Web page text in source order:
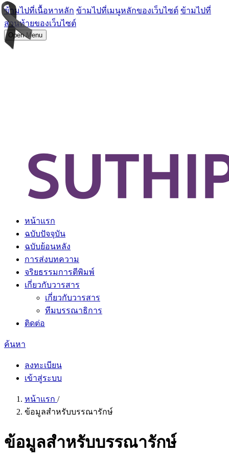
ข้ามไปที่เนื้อหาหลัก ข้ามไปที่เมนูหลักของเว็บไซต์ ข้ามไปที่
ส่วนท้ายของเว็บไซต์
Open Menu
หน้าแรก
ฉบับปัจจุบัน
ฉบับย้อนหลัง
การส่งบทความ
จริยธรรมการตีพิมพ์
เกี่ยวกับวารสาร
เกี่ยวกับวารสาร
ทีมบรรณาธิการ
ติดต่อ
ค้นหา
ลงทะเบียน
เข้าสู่ระบบ
หน้าแรก /
ข้อมูลสำหรับบรรณารักษ์
ข้อมูลสำหรับบรรณารักษ์